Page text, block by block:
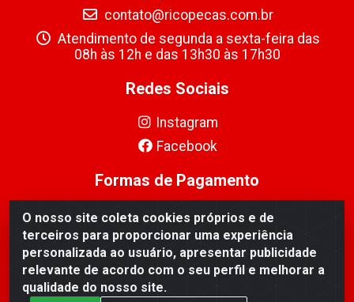
O nosso site coleta cookies próprios e de
terceiros para proporcionar uma experiência
personalizada ao usuário, apresentar publicidade
relevante de acordo com o seu perfil e melhorar a
qualidade do nosso site.
contato@ricopecas.com.br
Atendimento de segunda a sexta-feira das
08h às 12h e das 13h30 às 17h30
Redes Sociais
Instagram
Facebook
Formas de Pagamento
Ricopeças Comércio de componentes Eletrônicos Ltda -
Rua Alicio Francisco Mafra, 968 - Jardim Taroba,